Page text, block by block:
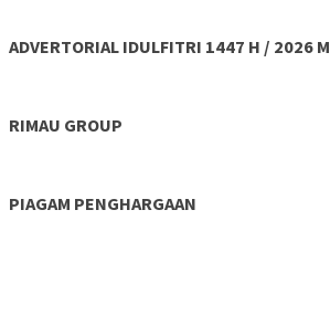
ADVERTORIAL IDULFITRI 1447 H / 2026 M
RIMAU GROUP
PIAGAM PENGHARGAAN